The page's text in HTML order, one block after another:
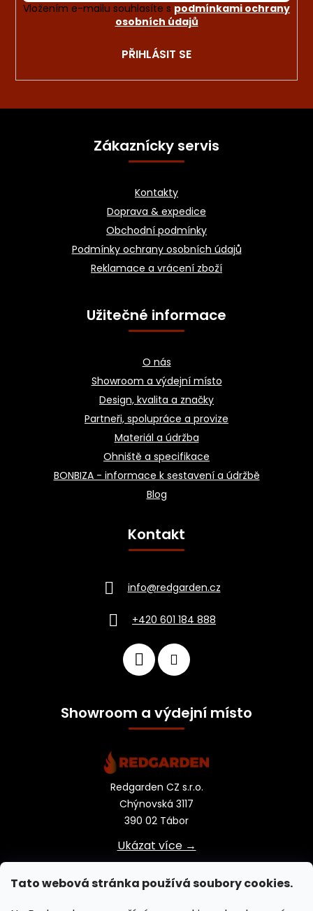
Tato webová stránka používá soubory cookies.
Vložením e-mailu souhlasíte s podmínkami ochrany
osobních údajů
PŘIHLÁSIT SE
Zákaznícky servis
Kontakty
Doprava & expedice
Obchodní podmínky
Podmínky ochrany osobních údajů
Reklamace a vrácení zboží
Užitečné informace
O nás
Showroom a výdejní místo
Design, kvalita a značky
Partneři, spolupráce a provize
Materiál a údržba
Ohniště a specifikace
BONBIZA - informace k sestavení a údržbě
Blog
Kontakt
info@redgarden.cz
+420 601 184 888
Showroom a výdejní místo
Redgarden CZ s.r.o.
Chýnovská 3117
390 02 Tábor
Ukázat více →